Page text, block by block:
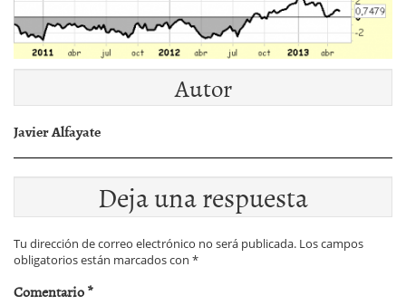
Autor
Javier Alfayate
Deja una respuesta
Tu dirección de correo electrónico no será publicada. Los campos
obligatorios están marcados con *
Comentario*